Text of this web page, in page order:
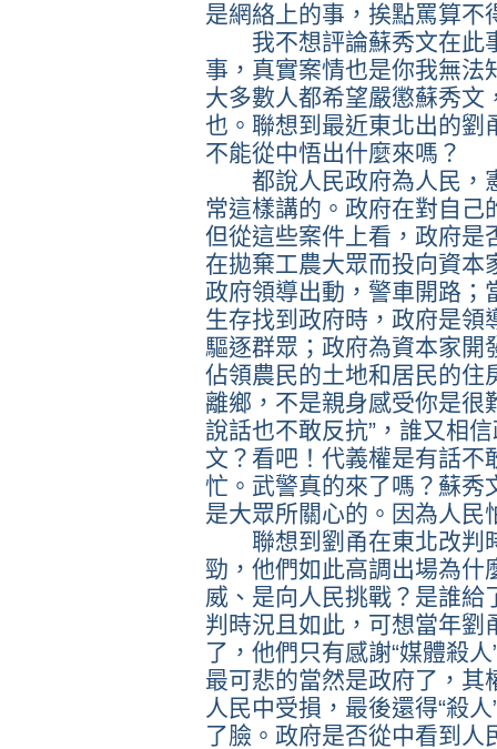
是網絡上的事，挨點罵算不
我不想評論蘇秀文在此
事，真實案情也是你我無法
大多數人都希望嚴懲蘇秀文
也。聯想到最近東北出的劉
不能從中悟出什麼來嗎？
都說人民政府為人民，
常這樣講的。政府在對自己
但從這些案件上看，政府是
在拋棄工農大眾而投向資本
政府領導出動，警車開路；
生存找到政府時，政府是領
驅逐群眾；政府為資本家開
佔領農民的土地和居民的住
離鄉，不是親身感受你是很
說話也不敢反抗”，誰又相
文？看吧！代義權是有話不
忙。武警真的來了嗎？蘇秀
是大眾所關心的。因為人民
聯想到劉甬在東北改判
勁，他們如此高調出場為什
威、是向人民挑戰？是誰給
判時況且如此，可想當年劉
了，他們只有感謝“媒體殺
最可悲的當然是政府了，其
人民中受損，最後還得“殺
了臉。政府是否從中看到人